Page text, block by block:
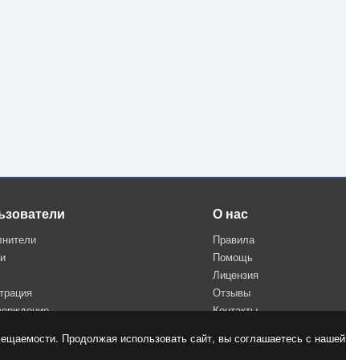
Продолжая использовать сайт, вы соглашаетесь с нашей
О нас
Правила
Помощь
Лицензия
Отзывы
Контакты